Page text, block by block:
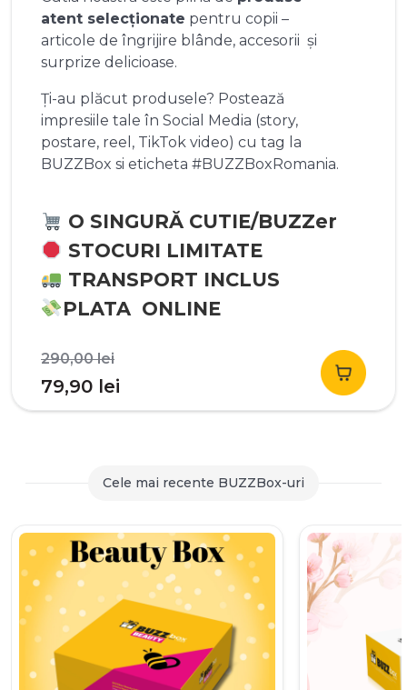
atent selecționate pentru copii –
articole de îngrijire blânde, accesorii și
surprize delicioase.
Ți-au plăcut produsele? Postează
impresiile tale în Social Media (story,
postare, reel, TikTok video) cu tag la
BUZZBox si eticheta #BUZZBoxRomania.
O SINGURĂ CUTIE/BUZZer
STOCURI LIMITATE
TRANSPORT INCLUS
PLATA ONLINE
290,00leiPrețul
inițial
a
290,00 lei.
79,90 lei
curent
79,90 lei.
Cele mai recente BUZZBox-uri